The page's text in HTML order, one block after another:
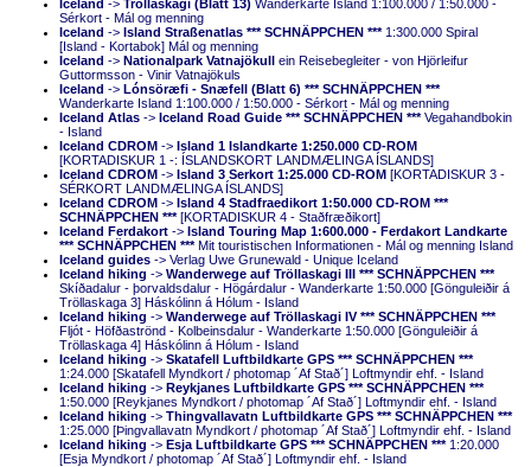
Iceland -> Tröllaskagi (Blatt 13) Wanderkarte Island 1:100.000 / 1:50.000 -
Sérkort - Mál og menning
Iceland -> Island Straßenatlas *** SCHNÄPPCHEN ***1:300.000 Spiral
[Island - Kortabok] Mál og menning
Iceland -> Nationalpark Vatnajökull ein Reisebegleiter - von Hjörleifur
Guttormsson - Vinir Vatnajökuls
Iceland -> Lónsöræfi - Snæfell (Blatt 6) *** SCHNÄPPCHEN ***
Wanderkarte Island 1:100.000 / 1:50.000 - Sérkort - Mál og menning
Iceland Atlas -> Iceland Road Guide *** SCHNÄPPCHEN ***Vegahandbokin
- Island
Iceland CDROM -> Island 1 Islandkarte 1:250.000 CD-ROM
[KORTADISKUR 1 -: ÍSLANDSKORT LANDMÆLINGA ÍSLANDS]
Iceland CDROM -> Island 3 Serkort 1:25.000 CD-ROM [KORTADISKUR 3 -
SÉRKORT LANDMÆLINGA ÍSLANDS]
Iceland CDROM -> Island 4 Stadfraedikort 1:50.000 CD-ROM ***
SCHNÄPPCHEN ***[KORTADISKUR 4 - Staðfræðikort]
Iceland Ferdakort -> Island Touring Map 1:600.000 - Ferdakort Landkarte
*** SCHNÄPPCHEN ***Mit touristischen Informationen - Mál og menning Island
Iceland guides -> Verlag Uwe Grunewald - Unique Iceland
Iceland hiking -> Wanderwege auf Tröllaskagi III *** SCHNÄPPCHEN ***
Skíðadalur - þorvaldsdalur - Högárdalur - Wanderkarte 1:50.000 [Gönguleiðir á
Tröllaskaga 3] Háskólinn á Hólum - Island
Iceland hiking -> Wanderwege auf Tröllaskagi IV *** SCHNÄPPCHEN ***
Fljót - Höfðaströnd - Kolbeinsdalur - Wanderkarte 1:50.000 [Gönguleiðir á
Tröllaskaga 4] Háskólinn á Hólum - Island
Iceland hiking -> Skatafell Luftbildkarte GPS *** SCHNÄPPCHEN ***
1:24.000 [Skatafell Myndkort / photomap ´Af Stað´] Loftmyndir ehf. - Island
Iceland hiking -> Reykjanes Luftbildkarte GPS *** SCHNÄPPCHEN ***
1:50.000 [Reykjanes Myndkort / photomap ´Af Stað´] Loftmyndir ehf. - Island
Iceland hiking -> Thingvallavatn Luftbildkarte GPS *** SCHNÄPPCHEN ***
1:25.000 [Þingvallavatn Myndkort / photomap ´Af Stað´] Loftmyndir ehf. - Island
Iceland hiking -> Esja Luftbildkarte GPS *** SCHNÄPPCHEN ***1:20.000
[Esja Myndkort / photomap ´Af Stað´] Loftmyndir ehf. - Island